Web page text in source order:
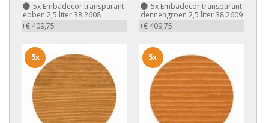
5x Embadecor transparant
ebben 2,5 liter 38.2608
+€ 409,75
5xEmbadecor transparant
dennengroen 2,5 liter 38.2609
+€ 409,75
5x 5x